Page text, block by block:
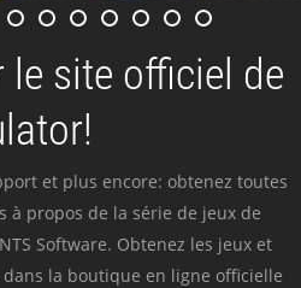
le site officiel de
et plus encore: obtenez toutes
propos de la série de jeux de
Software. Obtenez les jeux et
la boutique en ligne officielle